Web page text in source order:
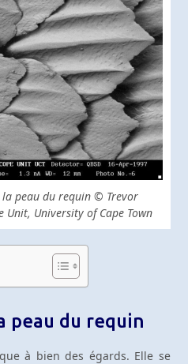
la peau du requin © Trevor
Unit, University of Cape Town
peau du requin
à bien des égards. Elle se